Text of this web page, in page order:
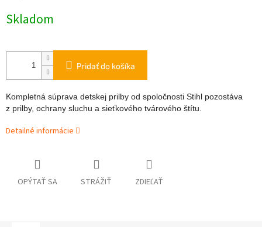
cena:
Skladom
Pridať do košíka
Kompletná súprava detskej prilby od spoločnosti Stihl pozostáva
z prilby, ochrany sluchu a sieťkového tvárového štítu.
Detailné informácie
OPÝTAŤ SA STRÁŽIŤ ZDIEĽAŤ